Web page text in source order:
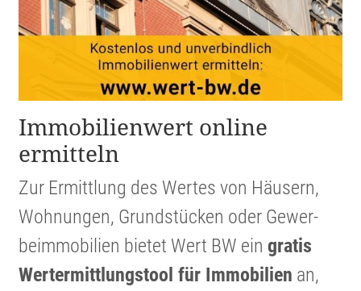
Immobi­li­en­wert online
ermitteln
Zur Ermitt­lung des Wertes von Häusern,
Wohnungen, Grund­stücken oder Gewer­
beim­mo­bi­lien bietet Wert BW ein gratis
Werter­mitt­lungs­tool für Immobi­lien an,